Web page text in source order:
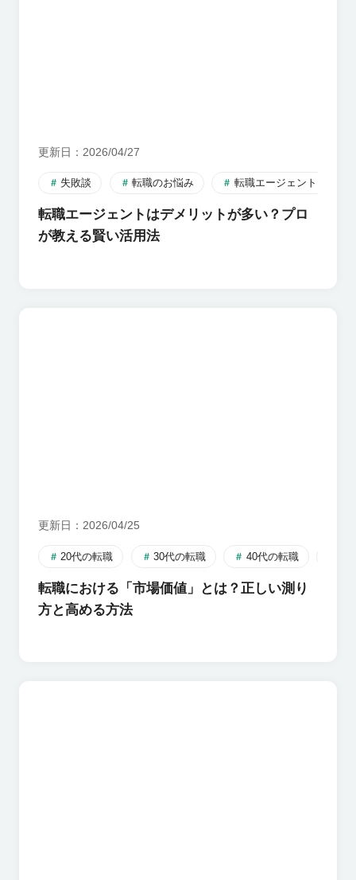
更新日 2026/04/27
失敗談 転職のお悩み 転職エージェント
転職エージェントはデメリットが多い？プロ
が教える賢い活用法
更新日 2026/04/25
20代の転職 30代の転職 40代の転職
転職における「市場価値」とは？正しい測り
方と高める方法